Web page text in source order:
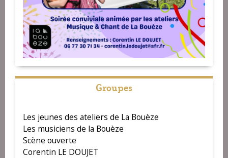
Groupes
Les jeunes des ateliers de La Bouèze
Les musiciens de la Bouèze
Scène ouverte
Corentin LE DOUJET